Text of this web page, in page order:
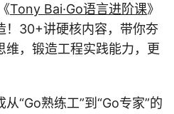
Tony Bai·Go语言进阶课》
！30+讲硬核内容，带你夯
维，锻造工程实践能力，更
“Go熟练工”到“Go专家”的